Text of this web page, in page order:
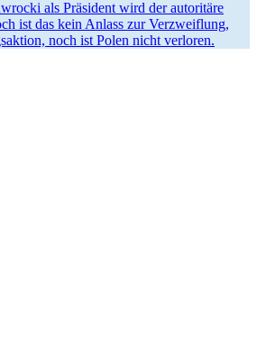
als Präsident wird der autoritäre
ist das kein Anlass zur Verzweiflung,
noch ist Polen nicht verloren.